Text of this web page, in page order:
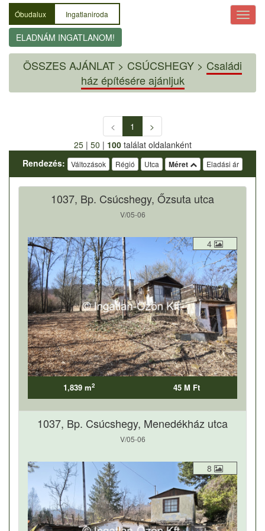
Óbudalux Ingatlaniroda
ELADNÁM INGATLANOM!
ÖSSZES AJÁNLAT > CSÚCSHEGY > Családi
ház építésére ajánljuk
< 1
>
25| 50 | 100találat oldalanként
Rendezés:
Változások Régió Utca Méret Eladási ár
1037, Bp. Csúcshegy, Őzsuta utca
V/05-06
4
1,839 m2 45 M Ft
1037, Bp. Csúcshegy, Menedékház utca
V/05-06
8